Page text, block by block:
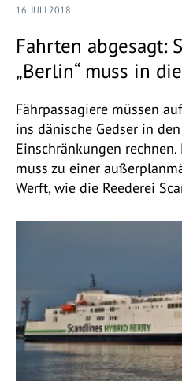
16. JULI 2018
Fahrten abgesagt:
„Berlin“ muss in
Fährpassagiere müssen
ins dänische Gedser in
Einschränkungen
muss zu einer
Werft, wie die Reederei